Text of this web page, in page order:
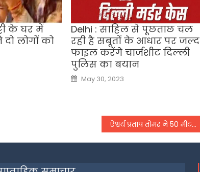
के घर में
लोगों को
Delhi : साहिल से पूछताछ चल
रही है सबूतों के आधार पर जल्द
फाइल करेंगे चार्जशीट दिल्ली
पुलिस का बयान
Posted
on
May 30, 2023
ऐश्वर्य प्रताप तोमर ने 50 मीटर राइफल थ्री पोजिशन में जीता गोल्ड मेडल